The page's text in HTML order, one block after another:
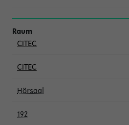
CITEC
CITEC
Hörsaal
192